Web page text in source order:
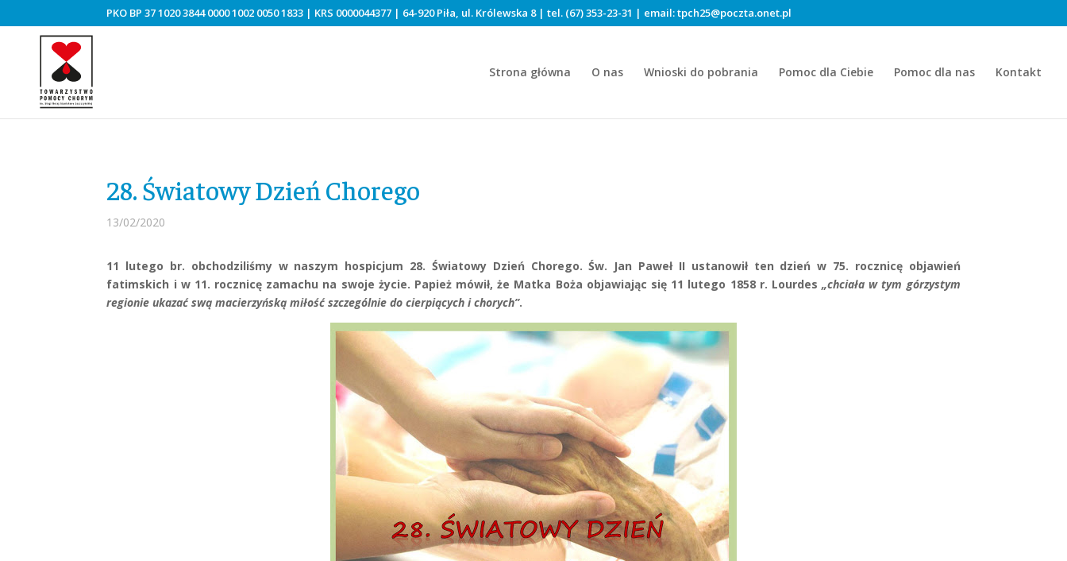
PKO BP 37 1020 3844 0000 1002 0050 1833 | KRS 0000044377 | 64-920 Piła, ul. Królewska 8 | tel. (67) 353-23-31 | email:tpch25@poczta.onet.pl
Strona główna O nas Wnioski do pobrania Pomoc dla Ciebie Pomoc dla nas Kontakt
28. Światowy Dzień Chorego
13/02/2020
11 lutego br. obchodziliśmy w naszym hospicjum 28. Światowy Dzień Chorego. Św. Jan Paweł II ustanowił ten dzień w 75. rocznicę objawień
fatimskich i w 11. rocznicę zamachu na swoje życie. Papież mówił, że Matka Boża objawiając się 11 lutego 1858 r. Lourdes„chciała w tym górzystym
regionie ukazać swą macierzyńską miłość szczególnie do cierpiących i chorych”.